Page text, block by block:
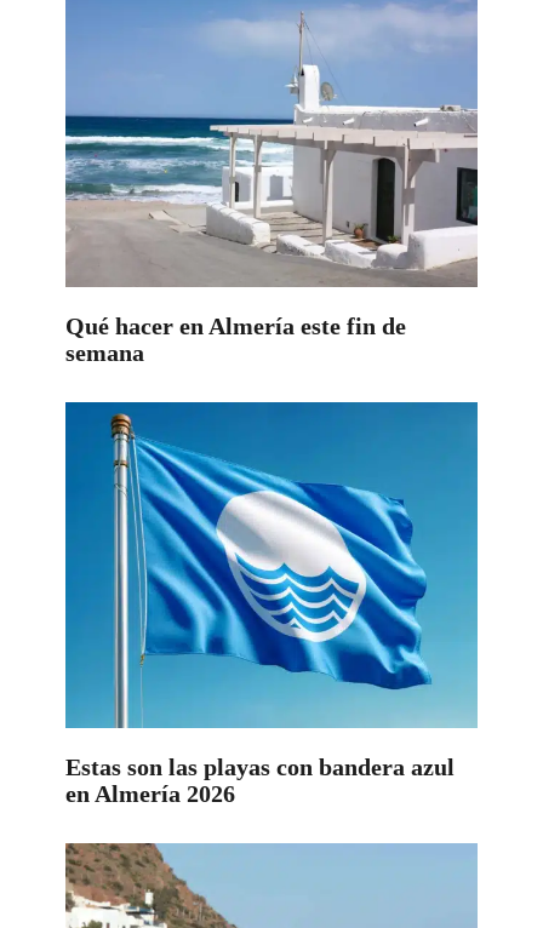
Qué hacer en Almería este fin de
semana
Estas son las playas con bandera azul
en Almería 2026